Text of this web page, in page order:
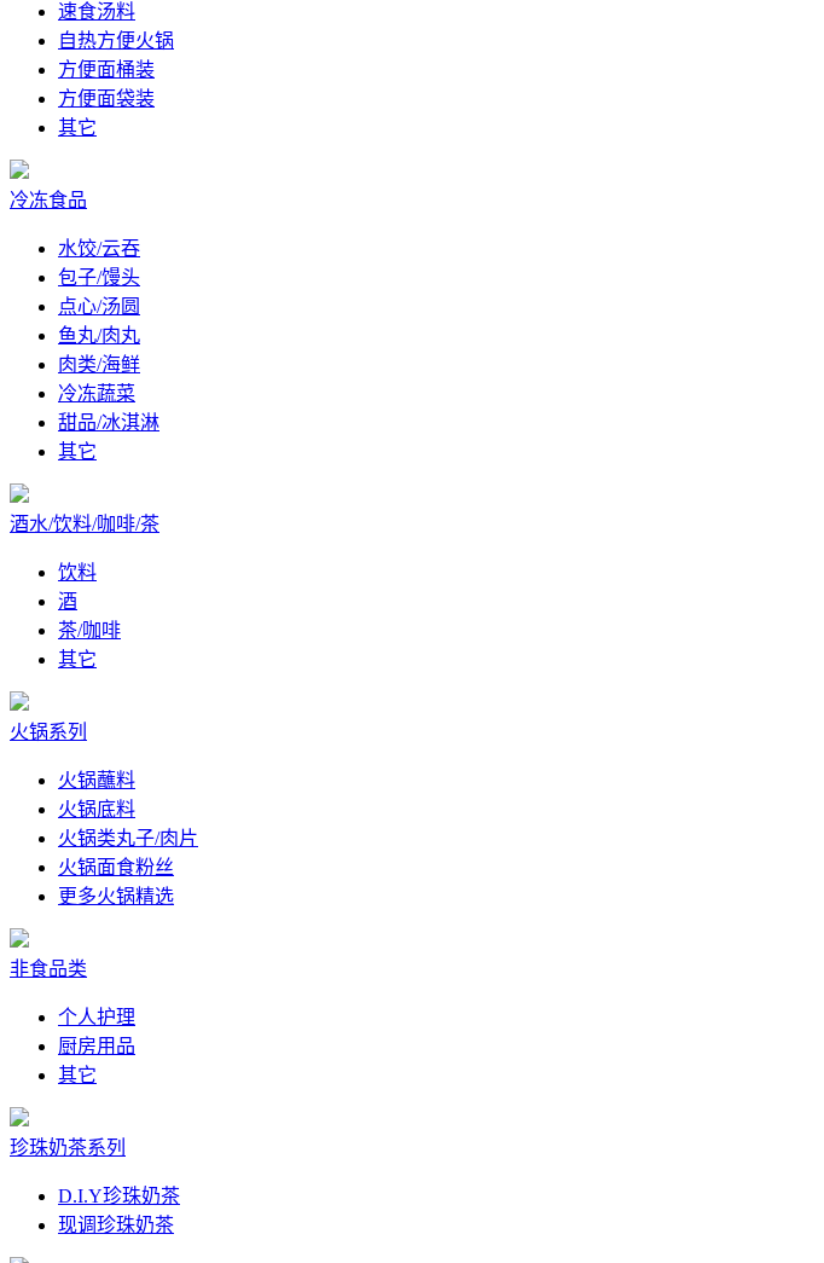
速食汤料
自热方便火锅
方便面桶装
方便面袋装
其它
冷冻食品
水饺/云吞
包子/馒头
点心/汤圆
鱼丸/肉丸
肉类/海鲜
冷冻蔬菜
甜品/冰淇淋
其它
酒水/饮料/咖啡/茶
饮料
酒
茶/咖啡
其它
火锅系列
火锅蘸料
火锅底料
火锅类丸子/肉片
火锅面食粉丝
更多火锅精选
非食品类
个人护理
厨房用品
其它
珍珠奶茶系列
D.I.Y珍珠奶茶
现调珍珠奶茶